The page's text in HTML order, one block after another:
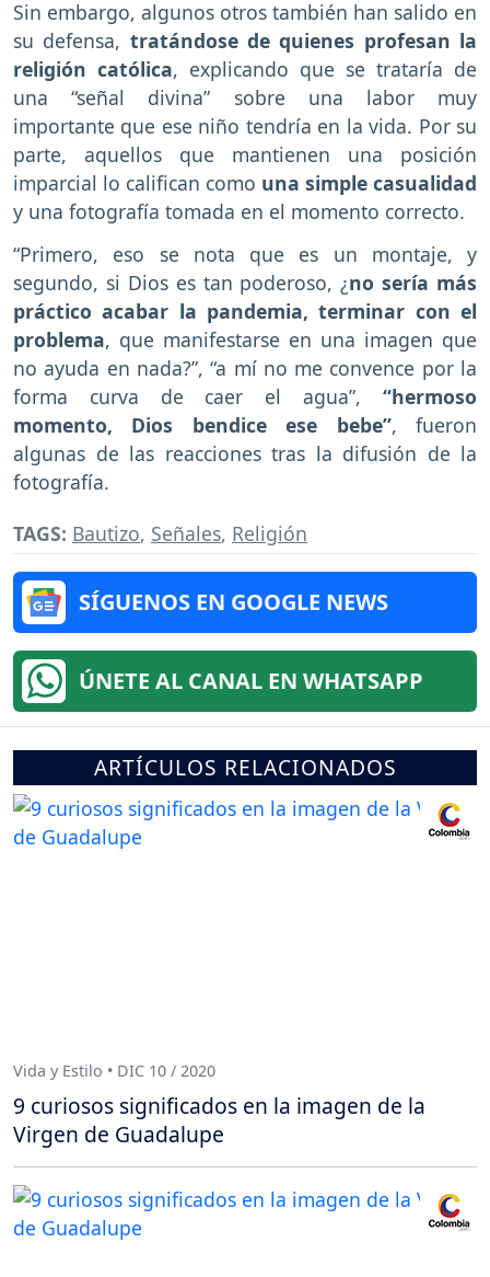
Sin embargo, algunos otros también han salido en
su defensa, tratándose de quienes profesan la
religión católica, explicando que se trataría de
una “señal divina” sobre una labor muy
importante que ese niño tendría en la vida. Por su
parte, aquellos que mantienen una posición
imparcial lo califican como una simple casualidad
y una fotografía tomada en el momento correcto.
“Primero, eso se nota que es un montaje, y
segundo, si Dios es tan poderoso, ¿no sería más
práctico acabar la pandemia, terminar con el
problema, que manifestarse en una imagen que
no ayuda en nada?”, “a mí no me convence por la
forma curva de caer el agua”, “hermoso
momento, Dios bendice ese bebe”, fueron
algunas de las reacciones tras la difusión de la
fotografía.
TAGS: Bautizo, Señales, Religión
SÍGUENOS EN GOOGLE NEWS
ÚNETE AL CANAL EN WHATSAPP
ARTÍCULOS RELACIONADOS
Vida y Estilo • DIC 10 / 2020
9 curiosos significados en la imagen de la
Virgen de Guadalupe